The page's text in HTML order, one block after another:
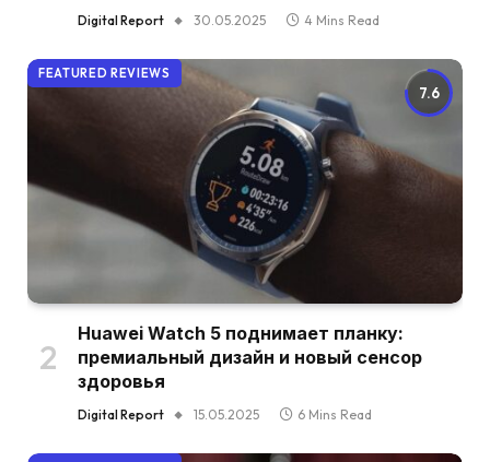
Digital Report 30.05.2025 4 Mins Read
7.6
FEATURED REVIEWS
Huawei Watch 5 поднимает планку:
премиальный дизайн и новый сенсор
здоровья
Digital Report 15.05.2025 6 Mins Read